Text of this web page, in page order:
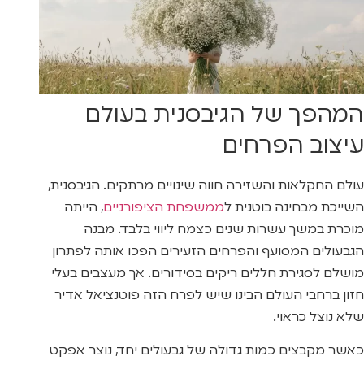
המהפך של הגיבסנית בעולם
עיצוב הפרחים
עולם החקלאות והשזירה חווה שינויים מרתקים. הגיבסנית,
השייכת מבחינה בוטנית לממשפחת הציפורניים, הייתה
מוכרת במשך עשרות שנים כצמח ליווי בלבד. מבנה
הגבעולים המסועף והפרחים הזעירים הפכו אותה לפתרון
מושלם לסגירת חללים ריקים בסידורים. אך מעצבים בעלי
חזון ברחבי העולם הבינו שיש לפרח הזה פוטנציאל אדיר
שלא נוצל כראוי.
כאשר מקבצים כמות גדולה של גבעולים יחד, נוצר אפקט